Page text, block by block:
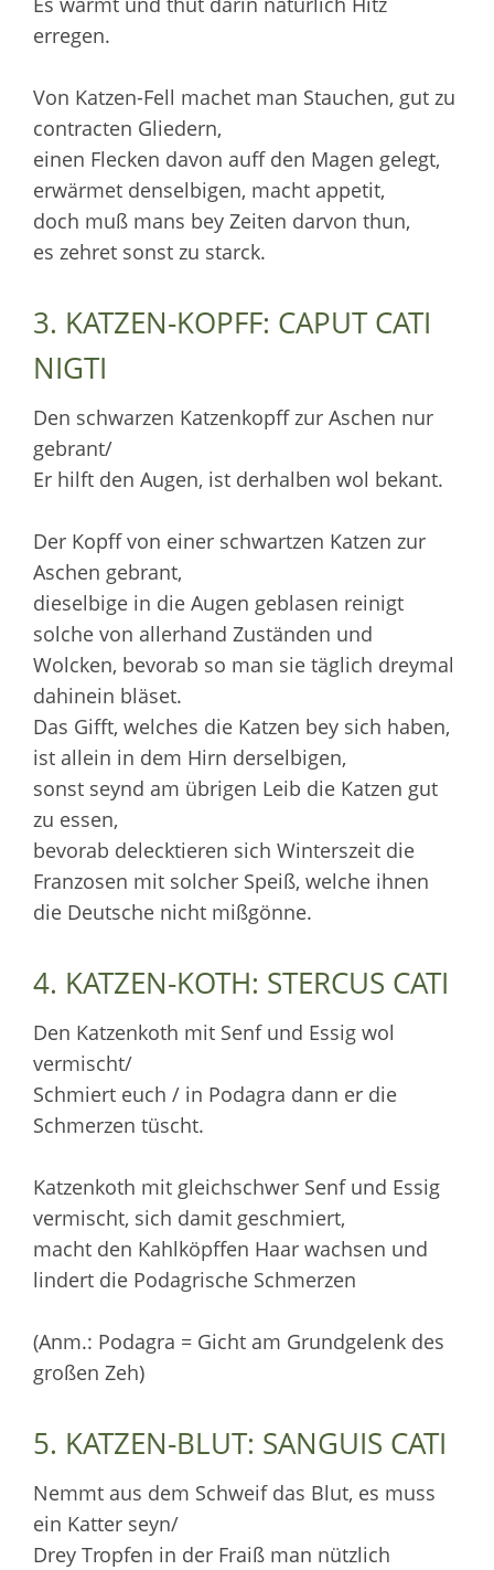
erregen.
Von Katzen-Fell machet man Stauchen, gut zu
contracten Gliedern,
einen Flecken davon auff den Magen gelegt,
erwärmet denselbigen, macht appetit,
doch muß mans bey Zeiten darvon thun,
es zehret sonst zu starck.
3. KATZEN-KOPFF: CAPUT CATI
NIGTI
Den schwarzen Katzenkopff zur Aschen nur
gebrant/
Er hilft den Augen, ist derhalben wol bekant.
Der Kopff von einer schwartzen Katzen zur
Aschen gebrant,
dieselbige in die Augen geblasen reinigt
solche von allerhand Zuständen und
Wolcken, bevorab so man sie täglich dreymal
dahinein bläset.
Das Gifft, welches die Katzen bey sich haben,
ist allein in dem Hirn derselbigen,
sonst seynd am übrigen Leib die Katzen gut
zu essen,
bevorab delecktieren sich Winterszeit die
Franzosen mit solcher Speiß, welche ihnen
die Deutsche nicht mißgönne.
4. KATZEN-KOTH: STERCUS CATI
Den Katzenkoth mit Senf und Essig wol
vermischt/
Schmiert euch / in Podagra dann er die
Schmerzen tüscht.
Katzenkoth mit gleichschwer Senf und Essig
vermischt, sich damit geschmiert,
macht den Kahlköpffen Haar wachsen und
lindert die Podagrische Schmerzen
(Anm.: Podagra = Gicht am Grundgelenk des
großen Zeh)
5. KATZEN-BLUT: SANGUIS CATI
Nemmt aus dem Schweif das Blut, es muss
ein Katter seyn/
Drey Tropfen in der Fraiß man nützlich